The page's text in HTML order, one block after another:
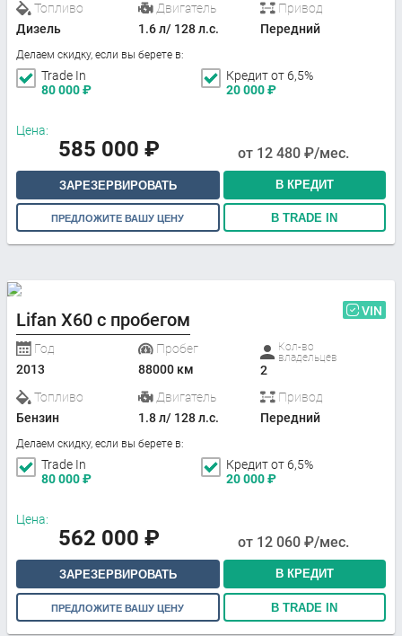
Топливо
Дизель
Двигатель
1.6 л/ 128 л.с.
Привод
Передний
Делаем скидку, если вы берете в:
Trade In
80 000₽
Кредит от 6,5%
20 000₽
Цена:
585 000 ₽ от 12 480 ₽/мес.
ЗАРЕЗЕРВИРОВАТЬ В КРЕДИТ
ПРЕДЛОЖИТЕ ВАШУ ЦЕНУ В TRADE IN
Lifan X60 с пробегом VIN
Год
2013
Пробег
88000 км
Кол-во
владельцев
2
Топливо
Бензин
Двигатель
1.8 л/ 128 л.с.
Привод
Передний
Делаем скидку, если вы берете в:
Trade In
80 000₽
Кредит от 6,5%
20 000₽
Цена:
562 000 ₽ от 12 060 ₽/мес.
ЗАРЕЗЕРВИРОВАТЬ В КРЕДИТ
ПРЕДЛОЖИТЕ ВАШУ ЦЕНУ В TRADE IN